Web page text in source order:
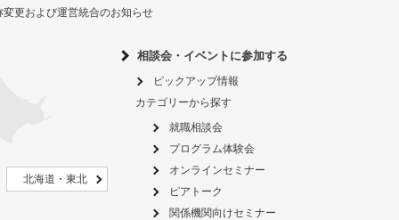
更および運営統合のお知らせ
北海道・東北
相談会・イベントに参加する
ピックアップ情報
カテゴリーから探す
就職相談会
プログラム体験会
オンラインセミナー
ピアトーク
関係機関向けセミナー